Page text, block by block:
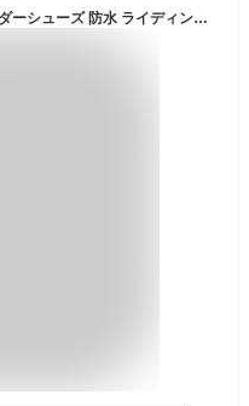
バイクブーツ バイクシューズ ライダーシューズ 防水 ライディングブーツ 夏 ショートブーツ ツーリング レーシングブーツ メンズ 革